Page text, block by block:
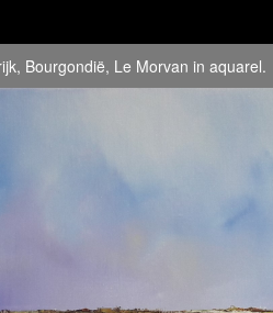
Bourgondië, Le Morvan in aquarel.